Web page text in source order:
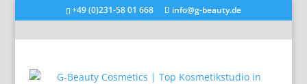
+49 (0)231-58 01 668 info@g-beauty.de